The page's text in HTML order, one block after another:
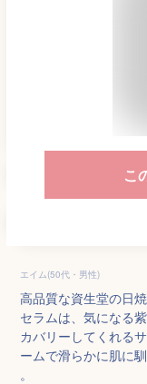
こ
エイム(50代・男性)
高品質な資生堂の日
セラムは、気になる
カバリーしてくれる
ームで滑らかに肌に
。